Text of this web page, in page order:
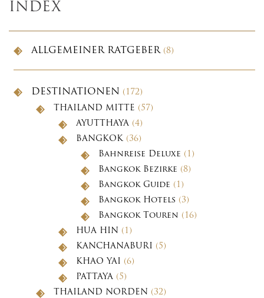
INDEX
ALLGEMEINER RATGEBER(8)
DESTINATIONEN (172)
THAILAND MITTE (57)
AYUTTHAYA (4)
BANGKOK(36)
Bahnreise Deluxe (1)
Bangkok Bezirke (8)
Bangkok Guide (1)
Bangkok Hotels (3)
Bangkok Touren (16)
HUA HIN (1)
KANCHANABURI (5)
KHAO YAI (6)
PATTAYA (5)
THAILAND NORDEN (32)